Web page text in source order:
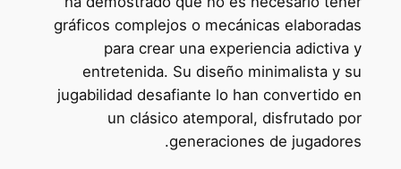
gráficos complejos o mecánicas elaboradas
para crear una experiencia adictiva y
entretenida. Su diseño minimalista y su
jugabilidad desafiante lo han convertido en
un clásico atemporal, disfrutado por
generaciones de jugadores.